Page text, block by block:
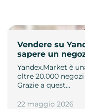
Vendere su
sapere un
Yandex.Market è
oltre 20.000
Grazie a quest…
22 maggio 2026